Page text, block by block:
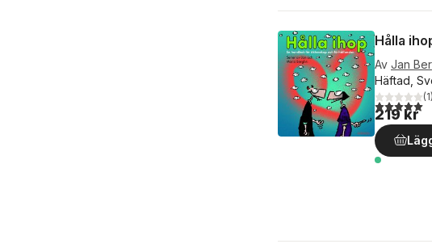
Hålla
Av Jan
Häftad,
5,0utav 5(1)
219 kr